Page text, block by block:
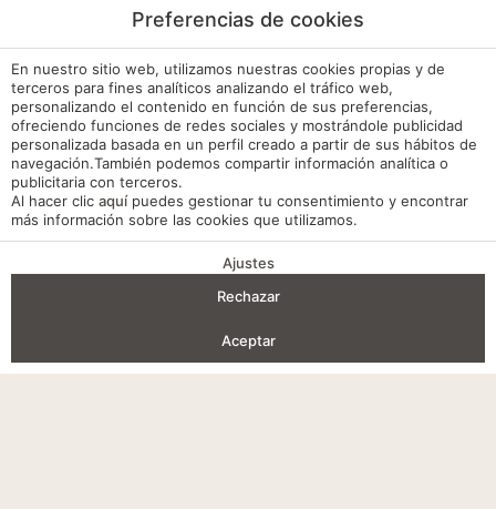
VENTAJAS DE RESERVA
Preferencias de cookies
En nuestro sitio web, utilizamos nuestras cookies propias y de
terceros para fines analíticos analizando el tráfico web,
personalizando el contenido en función de sus preferencias,
ofreciendo funciones de redes sociales y mostrándole publicidad
personalizada basada en un perfil creado a partir de sus hábitos de
navegación.También podemos compartir información analítica o
publicitaria con terceros.
Al hacer clic aquípuedes gestionar tu consentimiento y encontrar
más información sobre las cookies que utilizamos.
Ajustes
Rechazar
Aceptar